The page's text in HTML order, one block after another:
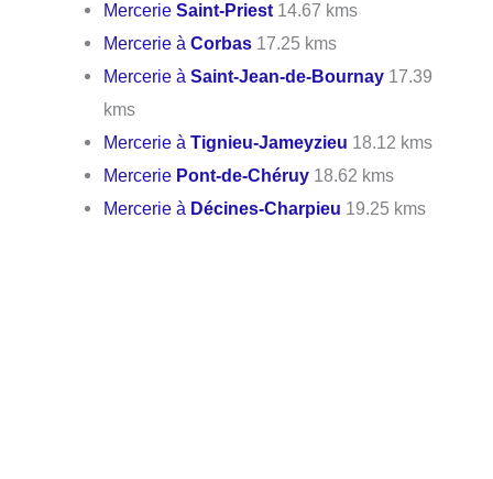
MercerieSaint-Priest 14.67 kms
Mercerie àCorbas 17.25 kms
Mercerie àSaint-Jean-de-Bournay 17.39
kms
Mercerie àTignieu-Jameyzieu 18.12 kms
Mercerie Pont-de-Chéruy 18.62 kms
Mercerie à Décines-Charpieu 19.25 kms